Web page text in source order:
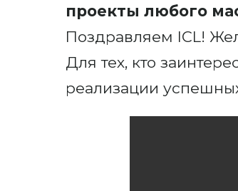
проекты любого
Поздравляем ICL!
Для тех, кто
реализации